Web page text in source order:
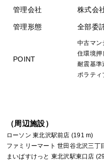
管理会社 株式会
管理形態 全部委
POINT
中古マン
住環境押
耐震基準
ポラティ
（周辺施設）
ローソン 東北沢駅前店 (191 m)
ファミリーマート 世田谷北沢三丁
まいばすけっと 東北沢駅東口店